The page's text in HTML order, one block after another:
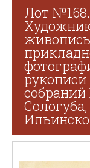
Лот